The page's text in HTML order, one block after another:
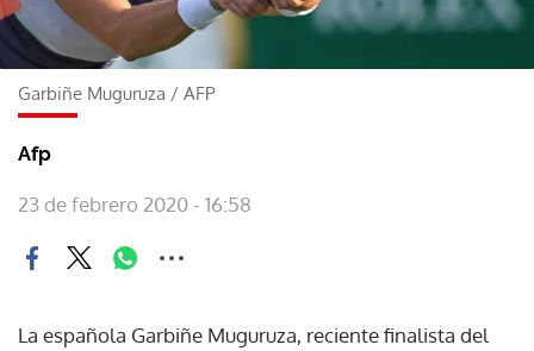
Garbiñe Muguruza / AFP
Afp
23 de febrero 2020 - 16:58
La española Garbiñe Muguruza, reciente finalista del